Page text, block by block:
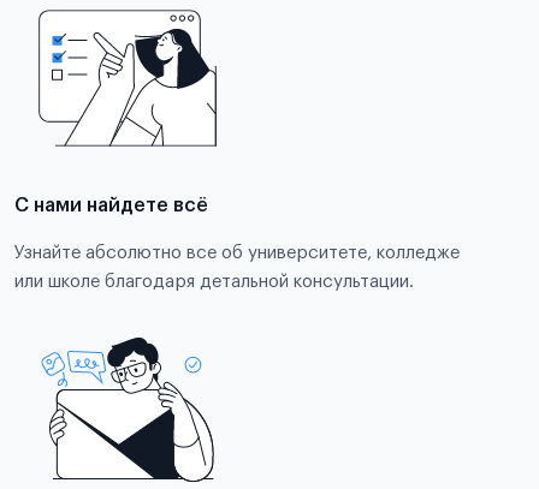
С нами найдете всё
Узнайте абсолютно все об университете, колледже
или школе благодаря детальной консультации.